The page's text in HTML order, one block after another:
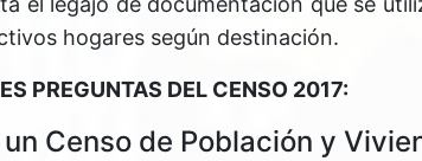
hogares según destinación.
PREGUNTAS DEL CENSO 2017:
un Censo de Población y